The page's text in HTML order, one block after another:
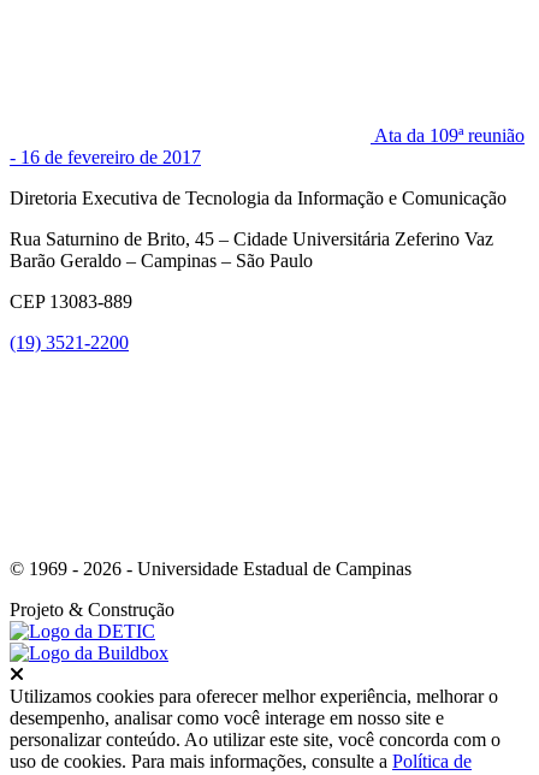
Ata da 109ª reunião
- 16 de fevereiro de 2017
Diretoria Executiva de Tecnologia da Informação e Comunicação
Rua Saturnino de Brito, 45 – Cidade Universitária Zeferino Vaz
Barão Geraldo – Campinas – São Paulo
CEP 13083-889
(19) 3521-2200
© 1969 - 2026 - Universidade Estadual de Campinas
Projeto & Construção
Utilizamos cookies para oferecer melhor experiência, melhorar o
desempenho, analisar como você interage em nosso site e
personalizar conteúdo. Ao utilizar este site, você concorda com o
uso de cookies. Para mais informações, consulte a Política de